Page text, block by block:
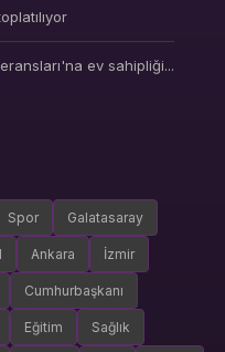
ev sahipliği...
Spor Galatasaray
Ankara İzmir
Cumhurbaşkanı
Eğitim Sağlık